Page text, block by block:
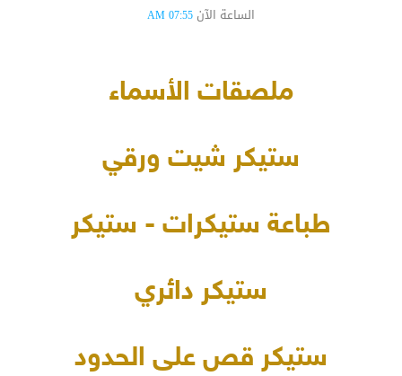
الساعة الآن 07:55 AM
ملصقات الأسماء
ستيكر شيت ورقي
طباعة ستيكرات - ستيكر
ستيكر دائري
ستيكر قص على الحدود